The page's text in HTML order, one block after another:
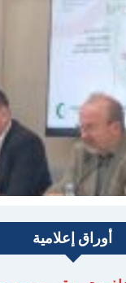
أوراق إعلامية